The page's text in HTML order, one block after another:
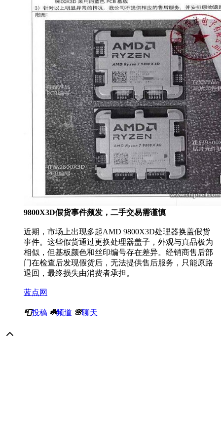
9800X3D假货事件频发，二手交易需谨慎
近期，市场上出现多起AMD 9800X3D处理器换盖假货
事件。这些假货通过更换处理器盖子，外观与真品极为
相似，但基板颜色和丝印编号存在差异。经销商售后部
门在检查后发现假货后，无法提供售后服务，只能原路
退回，最终损失由消费者承担。
蓝点网
📮投稿 ☘️频道 🌸聊天